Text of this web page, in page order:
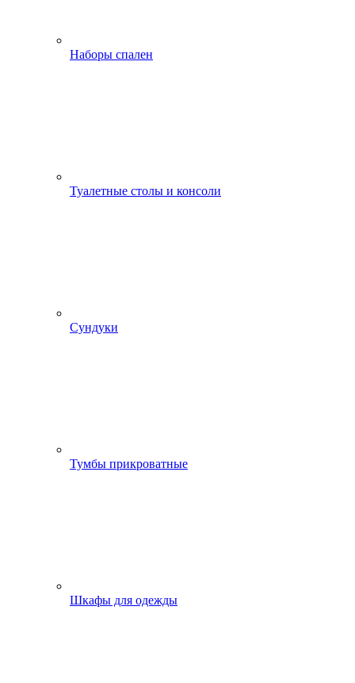
Наборы спален
Туалетные столы и консоли
Сундуки
Тумбы прикроватные
Шкафы для одежды